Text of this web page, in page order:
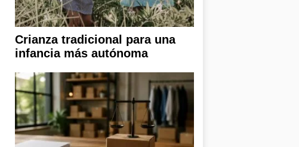
Crianza tradicional para una
infancia más autónoma